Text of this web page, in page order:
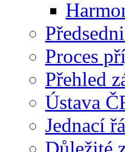
Proces
Přehled
Ústava
Jednací